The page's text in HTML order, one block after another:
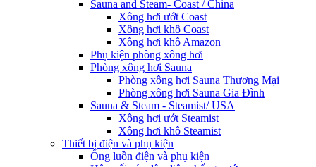
Sauna and Steam- Coast / China
Xông hơi ướt Coast
Xông hơi khô Coast
Xông hơi khô Amazon
Phụ kiện phòng xông hơi
Phòng xông hơi Sauna
Phòng xông hơi Sauna Thương Mại
Phòng xông hơi Sauna Gia Đình
Sauna & Steam - Steamist/ USA
Xông hơi ướt Steamist
Xông hơi khô Steamist
Thiết bị điện và phụ kiện
Ống luồn điện và phụ kiện